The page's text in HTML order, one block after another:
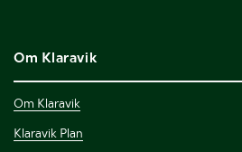
Om Klaravik
Om Klaravik
Klaravik Plan